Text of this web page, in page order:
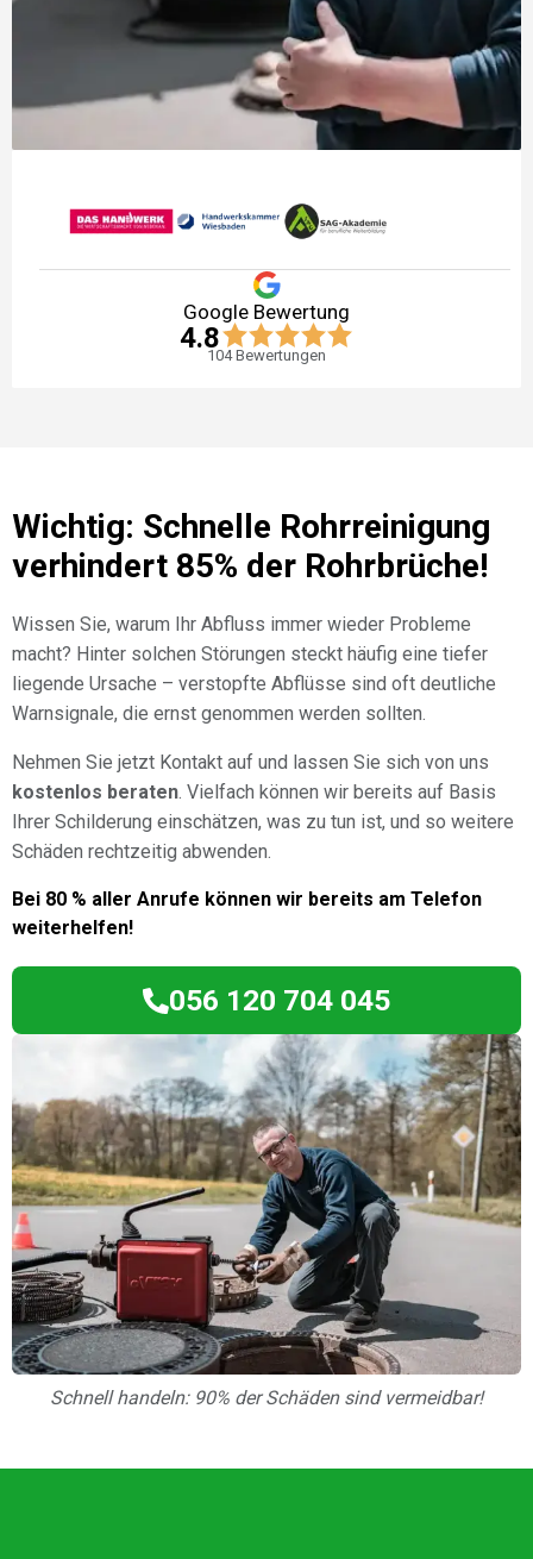
Google Bewertung
4.8
104Bewertungen
Schnell handeln: 90% der Schäden sind vermeidbar!
Wichtig: Schnelle Rohrreinigung
verhindert 85% der Rohrbrüche!
Wissen Sie, warum Ihr Abfluss immer wieder Probleme
macht? Hinter solchen Störungen steckt häufig eine tiefer
liegende Ursache – verstopfte Abflüsse sind oft deutliche
Warnsignale, die ernst genommen werden sollten.
Nehmen Sie jetzt Kontakt auf und lassen Sie sich von uns
kostenlos beraten. Vielfach können wir bereits auf Basis
Ihrer Schilderung einschätzen, was zu tun ist, und so weitere
Schäden rechtzeitig abwenden.
Bei 80 % aller Anrufe können wir bereits am Telefon
weiterhelfen!
056 120 704 045